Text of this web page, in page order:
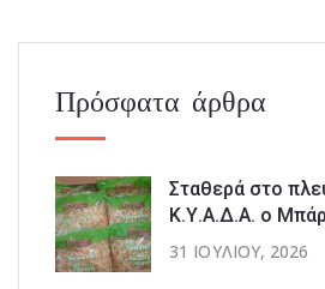
Πρόσφατα άρθρα
Σταθερά στο
Κ.Υ.Α.Δ.Α. ο
31 ΙΟΥΛΊΟΥ, 2026